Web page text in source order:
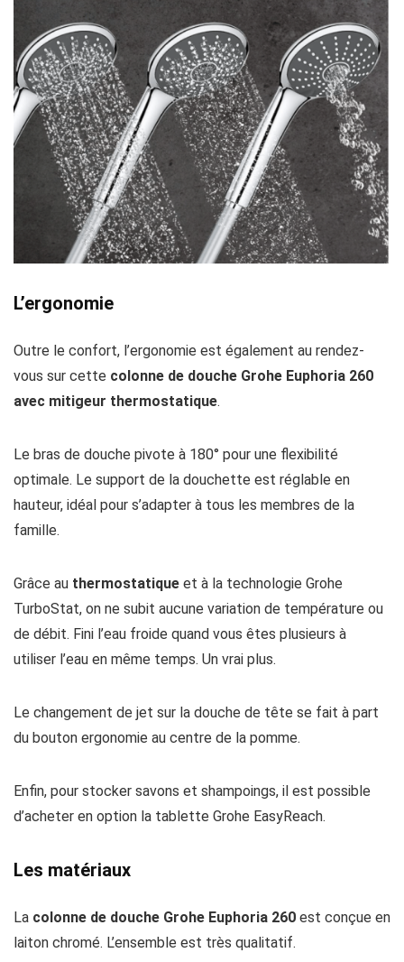
L’ergonomie
Outre le confort, l’ergonomie est également au rendez-
vous sur cette colonne de douche Grohe Euphoria 260
avec mitigeur thermostatique.
Le bras de douche pivote à 180° pour une flexibilité
optimale. Le support de la douchette est réglable en
hauteur, idéal pour s’adapter à tous les membres de la
famille.
Grâce au thermostatique et à la technologie Grohe
TurboStat, on ne subit aucune variation de température ou
de débit. Fini l’eau froide quand vous êtes plusieurs à
utiliser l’eau en même temps. Un vrai plus.
Le changement de jet sur la douche de tête se fait à part
du bouton ergonomie au centre de la pomme.
Enfin, pour stocker savons et shampoings, il est possible
d’acheter en option la tablette Grohe EasyReach.
Les matériaux
La colonne de douche Grohe Euphoria 260 est conçue en
laiton chromé. L’ensemble est très qualitatif.